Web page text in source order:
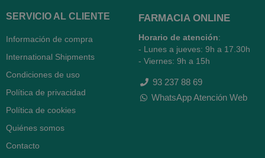
SERVICIO AL CLIENTE
Información de compra
International Shipments
Condiciones de uso
Política de privacidad
Política de cookies
Quiénes somos
Contacto
FARMACIA ONLINE
Horario de atención:
- Lunes a jueves: 9h a 17.30h
- Viernes: 9h a 15h
93 237 88 69
WhatsApp Atención Web